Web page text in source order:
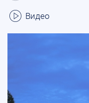
Видео